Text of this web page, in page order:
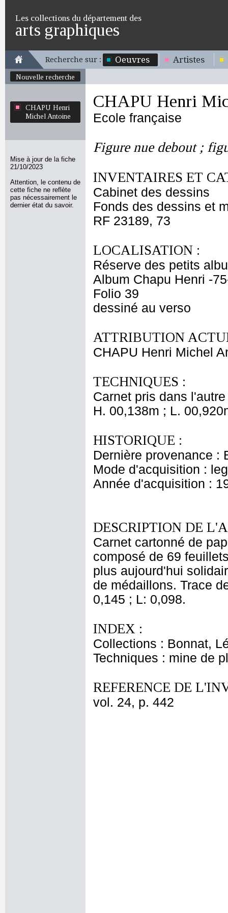
Les collections du département des
arts graphiques
Recherche sur : Oeuvres Artistes
Nouvelle recherche
CHAPU Henri
Michel Antoine
Mise à jour de la fiche
21/10/2023
Attention, le contenu de
cette fiche ne reflète
pas nécessairement le
dernier état du savoir.
CHAPU Henri
Ecole française
Figure nue debout ;
INVENTAIRES ET
Cabinet des dessins
Fonds des dessins et
RF 23189, 73
LOCALISATION :
Réserve des petits
Album Chapu Henri -
Folio 39
dessiné au verso
ATTRIBUTION
CHAPU Henri Michel
TECHNIQUES :
Carnet pris dans
H. 00,138m ; L.
HISTORIQUE :
Dernière provenance :
Mode d'acquisition :
Année d'acquisition :
DESCRIPTION DE
Carnet cartonné de
composé de 69
plus aujourd'hui
de médaillons. Trace
0,145 ; L: 0,098.
INDEX :
Collections : Bonnat,
Techniques : mine de
REFERENCE DE
vol. 24, p. 442